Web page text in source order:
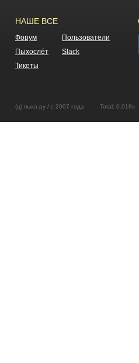
НАШЕ ВСЕ
Форум
Пользователи
Пыхослёт
Slack
Тикеты
(ц) пыха.ру / с 2007 года Total: